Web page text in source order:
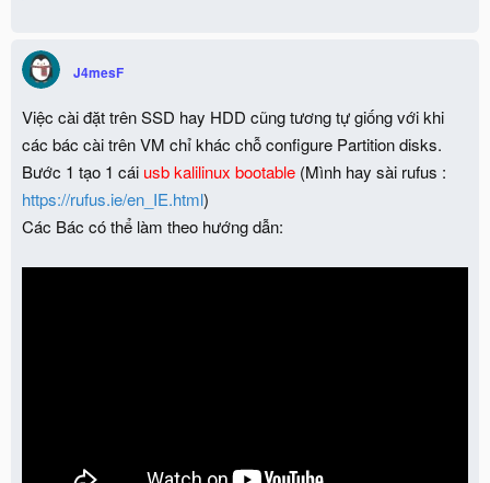
t
i
o
s
:
J4mesF
Việc cài đặt trên SSD hay HDD cũng tương tự giống với khi
các bác cài trên VM chỉ khác chỗ configure Partition disks.
Bước 1 tạo 1 cái usb kalilinux bootable (Mình hay sài rufus :
https://rufus.ie/en_IE.html)
Các Bác có thể làm theo hướng dẫn: